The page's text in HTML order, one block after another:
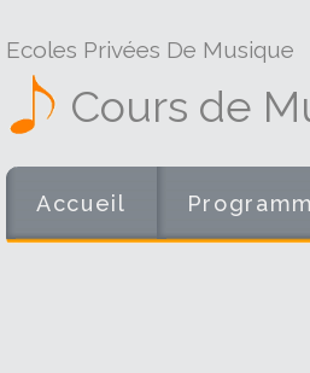
Ecoles Privées De Musique
Cours de
Accueil